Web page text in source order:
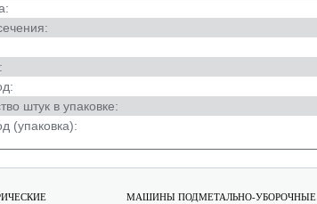
штук в упаковке:
(упаковка):
МАШИНЫ ПОДМЕТАЛЬНО-УБОРОЧНЫЕ